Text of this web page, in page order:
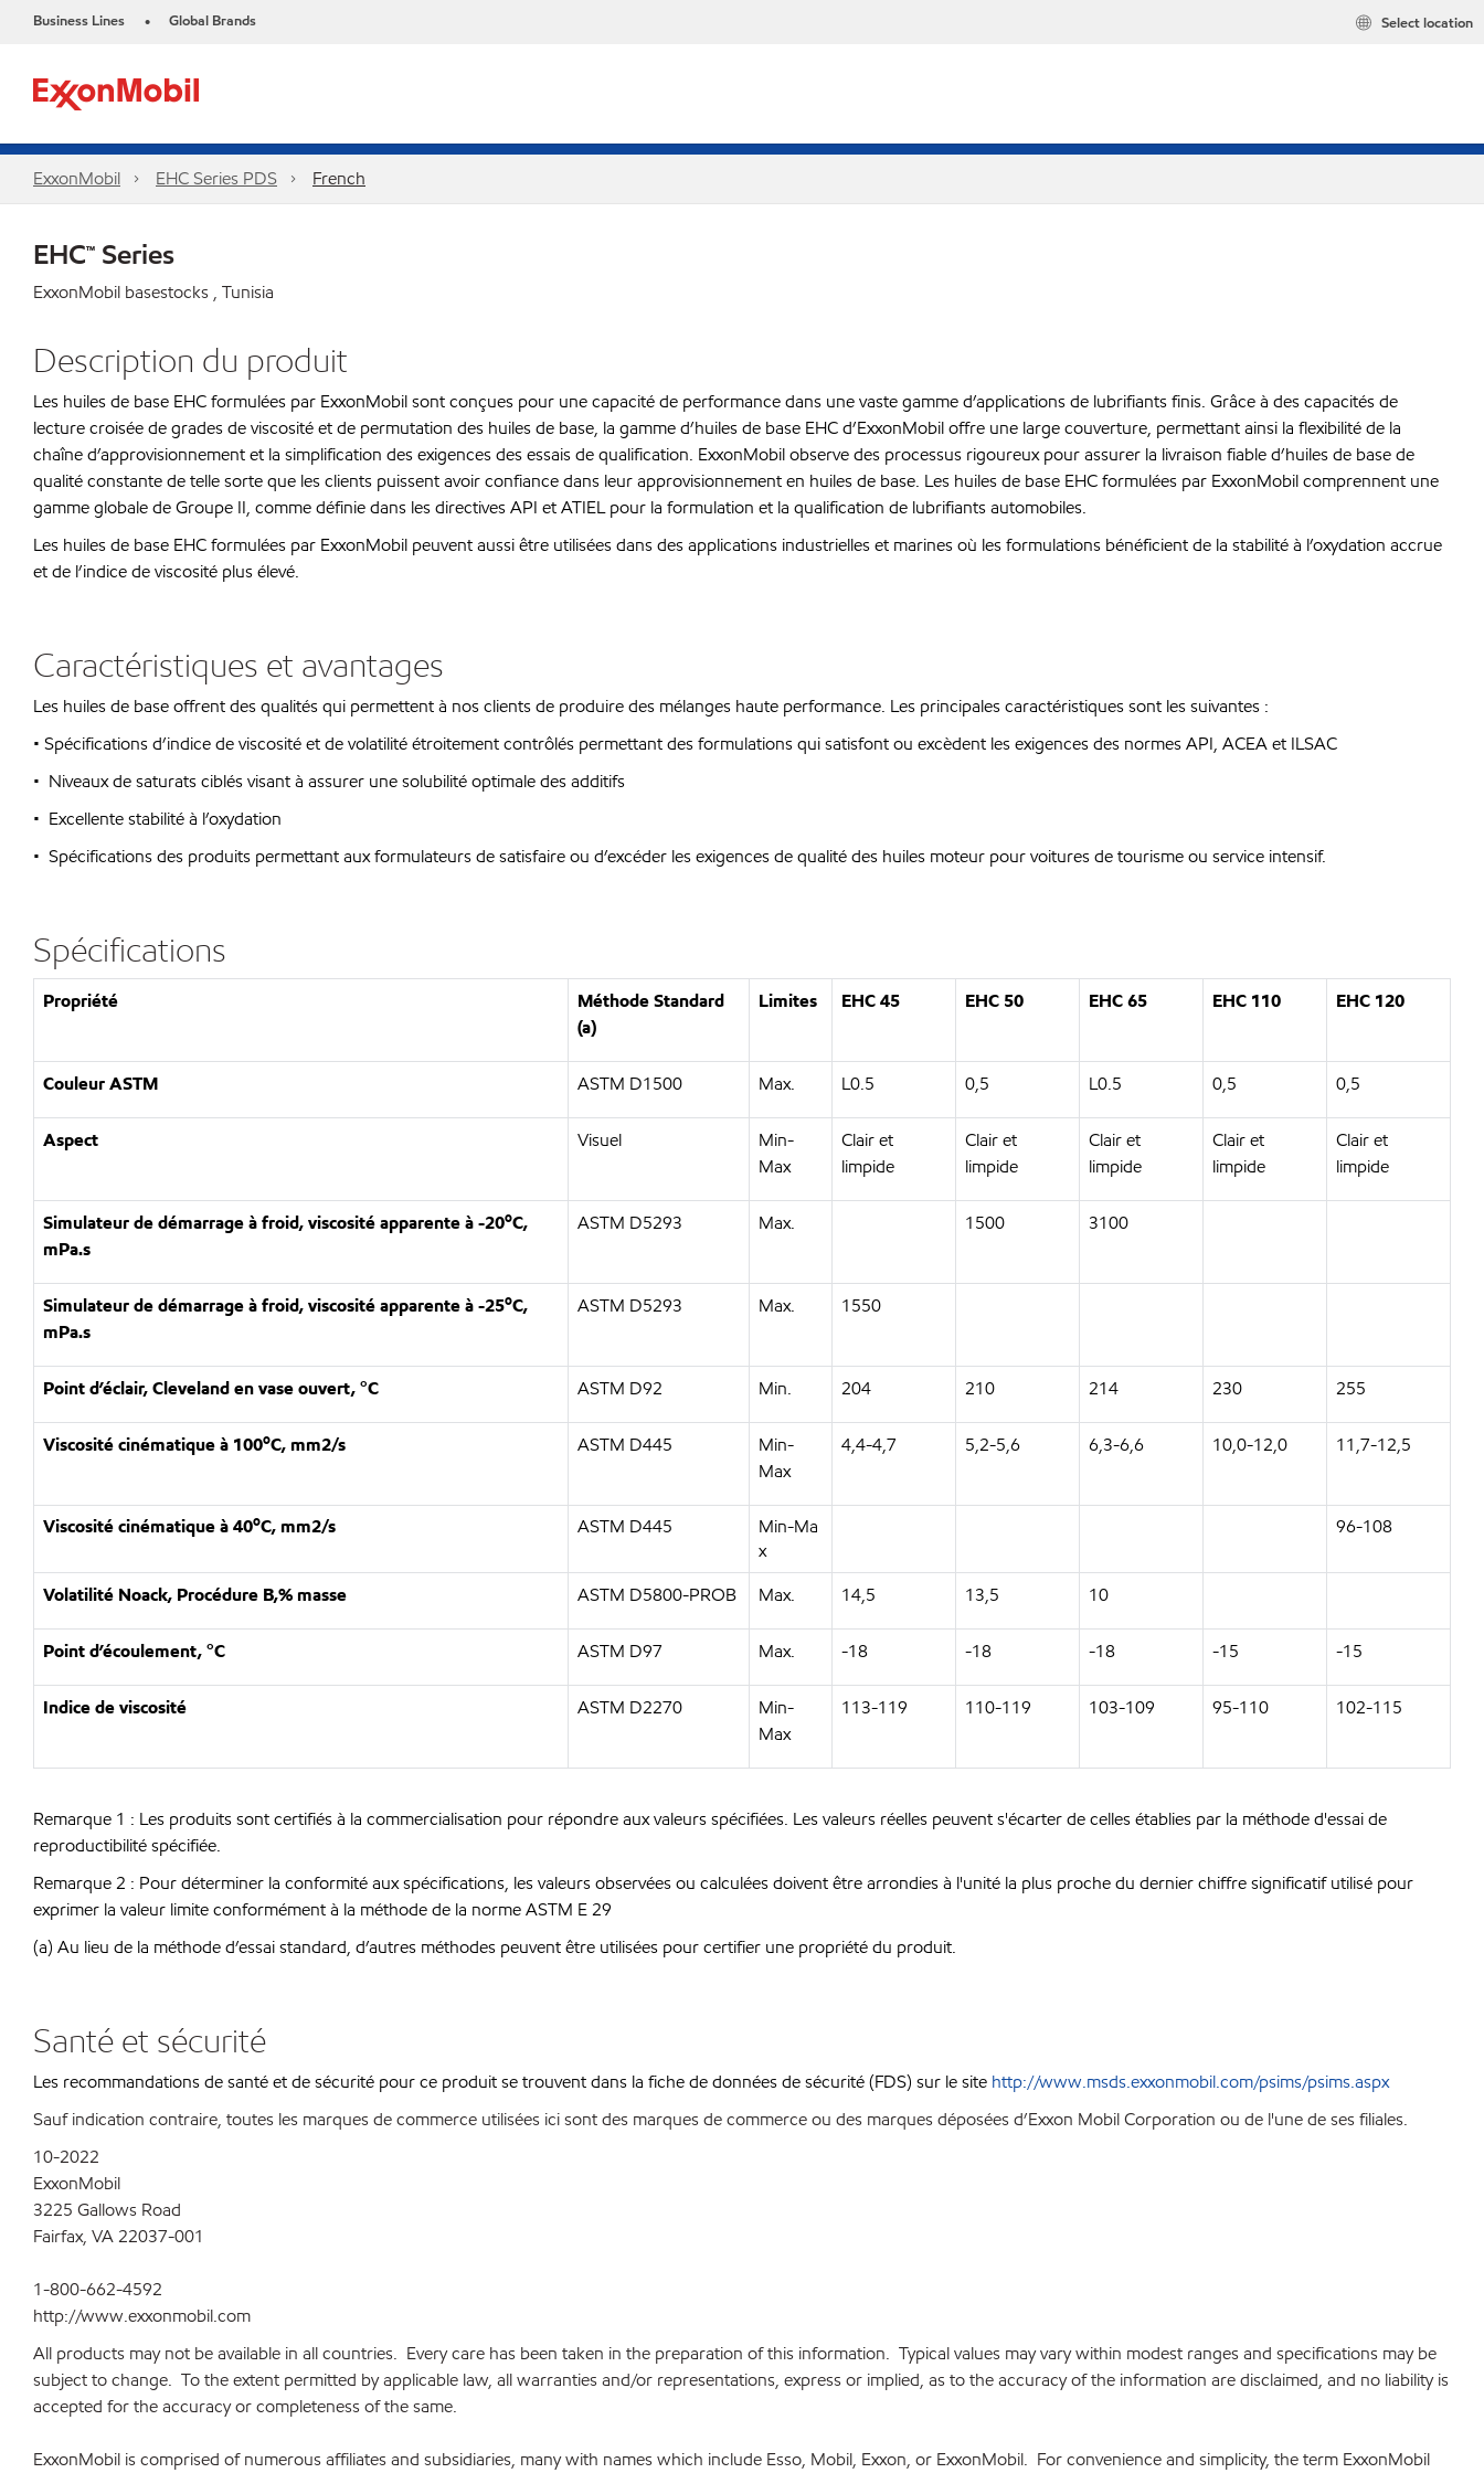
Business Lines • Global Brands Select location
ExxonMobil EHC Series PDS French
EHC™ Series
ExxonMobil basestocks , Tunisia
Description du produit
Les huiles de base EHC formulées par ExxonMobil sont conçues pour une capacité de performance dans une vaste gamme d’applications de lubrifiants finis. Grâce à des capacités de
lecture croisée de grades de viscosité et de permutation des huiles de base, la gamme d’huiles de base EHC d’ExxonMobil offre une large couverture, permettant ainsi la flexibilité de la
chaîne d’approvisionnement et la simplification des exigences des essais de qualification. ExxonMobil observe des processus rigoureux pour assurer la livraison fiable d’huiles de base de
qualité constante de telle sorte que les clients puissent avoir confiance dans leur approvisionnement en huiles de base. Les huiles de base EHC formulées par ExxonMobil comprennent une
gamme globale de Groupe II, comme définie dans les directives API et ATIEL pour la formulation et la qualification de lubrifiants automobiles.
Les huiles de base EHC formulées par ExxonMobil peuvent aussi être utilisées dans des applications industrielles et marines où les formulations bénéficient de la stabilité à l’oxydation accrue
et de l’indice de viscosité plus élevé.
Caractéristiques et avantages
Les huiles de base offrent des qualités qui permettent à nos clients de produire des mélanges haute performance. Les principales caractéristiques sont les suivantes :
• Spécifications d’indice de viscosité et de volatilité étroitement contrôlés permettant des formulations qui satisfont ou excèdent les exigences des normes API, ACEA et ILSAC
• Niveaux de saturats ciblés visant à assurer une solubilité optimale des additifs
• Excellente stabilité à l’oxydation
• Spécifications des produits permettant aux formulateurs de satisfaire ou d’excéder les exigences de qualité des huiles moteur pour voitures de tourisme ou service intensif.
Spécifications
Propriété
Méthode Standard
(a)
Limites EHC 45 EHC 50 EHC 65 EHC 110 EHC 120
Couleur ASTM ASTM D1500 Max. L0.5 0,5 L0.5 0,5 0,5
Aspect Visuel
Min-
Max
Clair et
limpide
Clair et
limpide
Clair et
limpide
Clair et
limpide
Clair et
limpide
Simulateur de démarrage à froid, viscosité apparente à -20oC,
mPa.s
ASTM D5293 Max. 1500 3100
Simulateur de démarrage à froid, viscosité apparente à -25oC,
mPa.s
ASTM D5293 Max. 1550
Point d’éclair, Cleveland en vase ouvert, °C ASTM D92 Min. 204 210 214 230 255
Viscosité cinématique à 100oC, mm2/s ASTM D445
Min-
Max
4,4-4,7 5,2-5,6 6,3-6,6 10,0-12,0 11,7-12,5
Viscosité cinématique à 40oC, mm2/s ASTM D445
Min-Ma
x
96-108
Volatilité Noack, Procédure B,% masse ASTM D5800-PROB Max. 14,5 13,5 10
Point d’écoulement, °C ASTM D97 Max. -18 -18 -18 -15 -15
Indice de viscosité ASTM D2270
Min-
Max
113-119 110-119 103-109 95-110 102-115
Remarque 1 : Les produits sont certifiés à la commercialisation pour répondre aux valeurs spécifiées. Les valeurs réelles peuvent s'écarter de celles établies par la méthode d'essai de
reproductibilité spécifiée.
Remarque 2 : Pour déterminer la conformité aux spécifications, les valeurs observées ou calculées doivent être arrondies à l'unité la plus proche du dernier chiffre significatif utilisé pour
exprimer la valeur limite conformément à la méthode de la norme ASTM E 29
(a) Au lieu de la méthode d’essai standard, d’autres méthodes peuvent être utilisées pour certifier une propriété du produit.
Santé et sécurité
Les recommandations de santé et de sécurité pour ce produit se trouvent dans la fiche de données de sécurité (FDS) sur le site http://www.msds.exxonmobil.com/psims/psims.aspx
Sauf indication contraire, toutes les marques de commerce utilisées ici sont des marques de commerce ou des marques déposées d’Exxon Mobil Corporation ou de l'une de ses filiales.
10-2022
ExxonMobil
3225 Gallows Road
Fairfax, VA 22037-001
1-800-662-4592
http://www.exxonmobil.com
All products may not be available in all countries. Every care has been taken in the preparation of this information. Typical values may vary within modest ranges and specifications may be
subject to change. To the extent permitted by applicable law, all warranties and/or representations, express or implied, as to the accuracy of the information are disclaimed, and no liability is
accepted for the accuracy or completeness of the same.
ExxonMobil is comprised of numerous affiliates and subsidiaries, many with names which include Esso, Mobil, Exxon, or ExxonMobil. For convenience and simplicity, the term ExxonMobil